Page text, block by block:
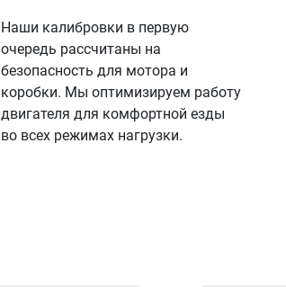
Наши калибровки в первую
очередь рассчитаны на
безопасность для мотора и
коробки. Мы оптимизируем работу
двигателя для комфортной езды
во всех режимах нагрузки.